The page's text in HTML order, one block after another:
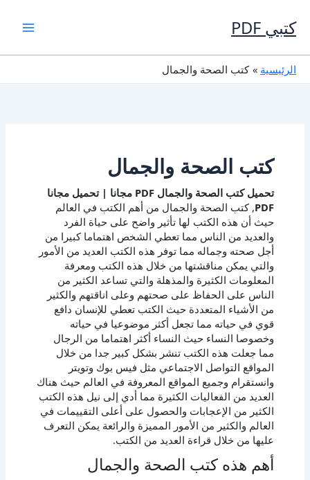
إلى
المحتوى
كتبي PDF
الرئيسية كتب الصحة والجمال
كتب الصحة والجمال
تحميل كتب الصحة والجمال PDF مجانا | تحميل مجانا
PDF, كتب الصحة والجمال من أهم الكتب في العالم
حيث أن هذه الكتب لها تأثير واضح على حياة الفرد
والعديد من الناس مما تعطي الشخص اهتماما كبيرا من
أجل صحته وجماله مما توفر هذه الكتب العديد من الأمور
والتي يمكن مناقشتها من خلال هذه الكتب ومعرفة
المعلومات الكثيرة والمذهلة والتي تساعد الكثير من
الناس على الحفاظ على صحتهم وعلى اناقتهم والكثير
من الأشياء المتعددة حيث الكتب تعطي للإنسان دافع
قوي في حياته مما تجعل أكثر موضوعيا في حياته
وخصوصا النساء حيث النساء أكثر اهتماما من الرجال
مما جعلت هذه الكتب تنشر بشكل كبير جدا من خلال
المواقع التواصل الاجتماعي مثل فيس بوك وتويتر
وانستقرام وجميع المواقع المعروفة في العالم حيث هناك
العديد من الفعاليات الكثيرة مما أدي إلى نيل هذه الكتب
الكثير من الإعجابات والحصول على أعلى التقييمات في
العالم والكثير من الأمور المميزة والرائعة يمكن التعرف
عليها من خلال قراءة العديد من الكتب.
أهم هذه كتب الصحة والجمال